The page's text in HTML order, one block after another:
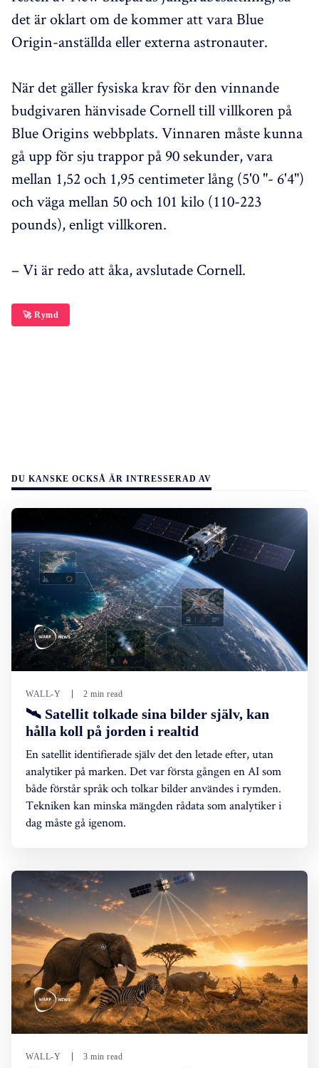
det är oklart om de kommer att vara Blue
Origin-anställda eller externa astronauter.
När det gäller fysiska krav för den vinnande
budgivaren hänvisade Cornell till villkoren på
Blue Origins webbplats. Vinnaren måste kunna
gå upp för sju trappor på 90 sekunder, vara
mellan 1,52 och 1,95 centimeter lång (5'0 "- 6'4")
och väga mellan 50 och 101 kilo (110-223
pounds), enligt villkoren.
– Vi är redo att åka, avslutade Cornell.
🚀 Rymd
DU KANSKE OCKSÅ ÄR INTRESSERAD AV
WALL-Y 2 min read
🛰️ Satellit tolkade sina bilder själv, kan
hålla koll på jorden i realtid
En satellit identifierade själv det den letade efter, utan
analytiker på marken. Det var första gången en AI som
både förstår språk och tolkar bilder användes i rymden.
Tekniken kan minska mängden rådata som analytiker i
dag måste gå igenom.
WALL-Y 3 min read